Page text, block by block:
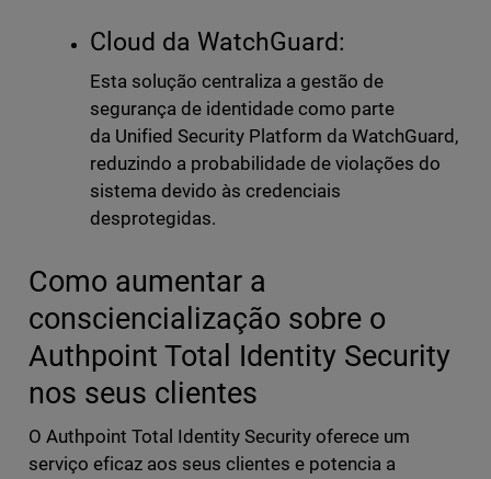
Cloud da WatchGuard:
Esta solução centraliza a gestão de
segurança de identidade como parte
da Unified Security Platform da WatchGuard,
reduzindo a probabilidade de violações do
sistema devido às credenciais
desprotegidas.
Como aumentar a
consciencialização sobre o
Authpoint Total Identity Security
nos seus clientes
O Authpoint Total Identity Security oferece um
serviço eficaz aos seus clientes e potencia a